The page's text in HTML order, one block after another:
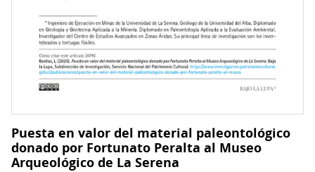
Puesta en valor del material paleontológico
donado por Fortunato Peralta al Museo
Arqueológico de La Serena